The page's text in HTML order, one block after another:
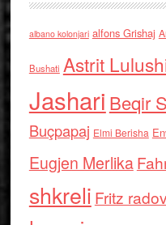
albano kolonjari alfons Grishaj
Bushati Astrit
Jashari Beqir
Buçpapaj Elmi Berisha
Eugjen Merlika
shkreli Fritz